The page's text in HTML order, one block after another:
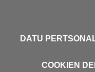
DATU
COOKIEN